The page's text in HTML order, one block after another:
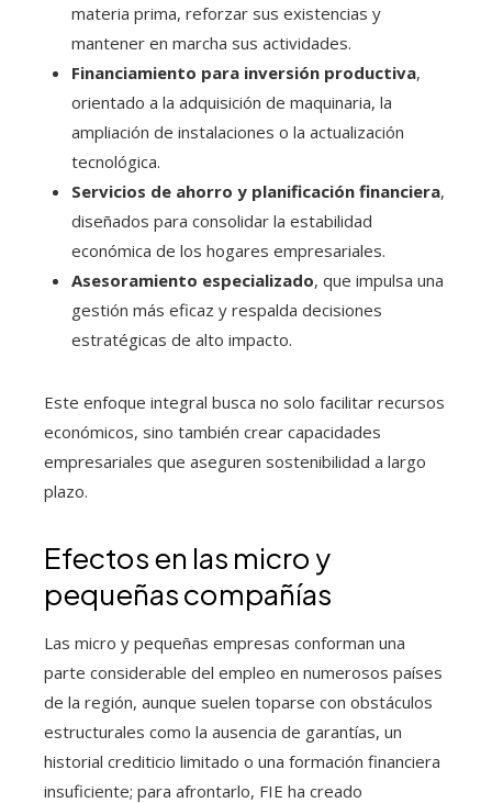
materia prima, reforzar sus existencias y
mantener en marcha sus actividades.
Financiamiento para inversión productiva,
orientado a la adquisición de maquinaria, la
ampliación de instalaciones o la actualización
tecnológica.
Servicios de ahorro y planificación financiera,
diseñados para consolidar la estabilidad
económica de los hogares empresariales.
Asesoramiento especializado, que impulsa una
gestión más eficaz y respalda decisiones
estratégicas de alto impacto.
Este enfoque integral busca no solo facilitar recursos
económicos, sino también crear capacidades
empresariales que aseguren sostenibilidad a largo
plazo.
Efectos en las micro y
pequeñas compañías
Las micro y pequeñas empresas conforman una
parte considerable del empleo en numerosos países
de la región, aunque suelen toparse con obstáculos
estructurales como la ausencia de garantías, un
historial crediticio limitado o una formación financiera
insuficiente; para afrontarlo, FIE ha creado